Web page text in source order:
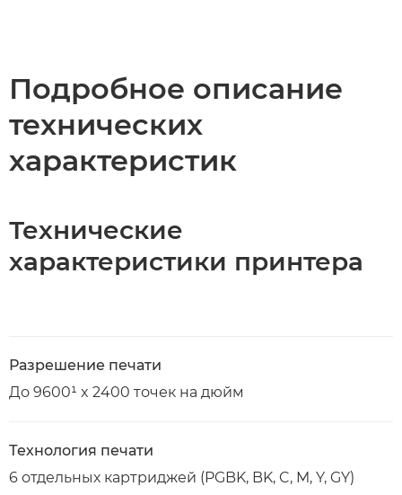
Подробное описание
технических
характеристик
Технические
характеристики принтера
Разрешение печати
До 9600¹ x 2400 точек на дюйм
Технология печати
6 отдельных картриджей (PGBK, BK, C, M, Y, GY)